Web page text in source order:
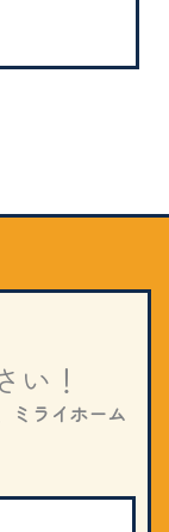
い！
ミライホーム